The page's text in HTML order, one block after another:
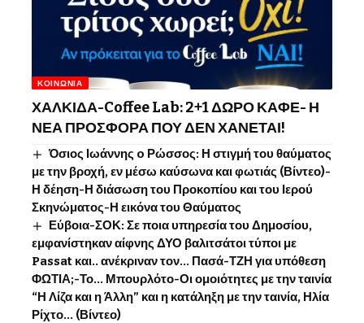
ΚΟΙΝΩΝΊΑ
ΧΑΛΚΙΔΑ-Coffee Lab: 2+1 ΔΩΡΟ ΚΑΦΕ- Η
ΝΕΑ ΠΡΟΣΦΟΡΑ ΠΟΥ ΔΕΝ ΧΑΝΕΤΑΙ!
Όσιος Ιωάννης o Ρώσσος: Η στιγμή του θαύματος
με την βροχή, εν μέσω καύσωνα και φωτιάς (Βίντεο)-
Η δέηση-Η διάσωση του Προκοπίου και του Ιερού
Σκηνώματος-Η εικόνα του Θαύματος
Εύβοια-ΣΟΚ: Σε ποια υπηρεσία του Δημοσίου,
εμφανίστηκαν αίφνης ΔΥΟ βαλιτσάτοι τύποι με
Passat και.. ανέκριναν τον… Πασά-ΤΖΗ για υπόθεση
ΦΩΤΙΑ;-Το… Μπουρλότο-Οι ομοιότητες με την ταινία
“Η Λίζα και η Άλλη” και η κατάληξη με την ταινία, Ηλία
Ρίχτο… (Βίντεο)